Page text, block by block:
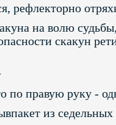
рефлекторно
на волю
скакун
правую руку -
из